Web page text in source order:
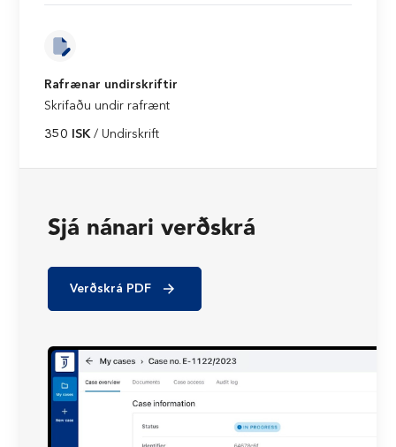
Rafrænar undirskriftir
Skrifaðu undir rafrænt
350 ISK/ Undirskrift
Sjá nánari verðskrá
Verðskrá PDF